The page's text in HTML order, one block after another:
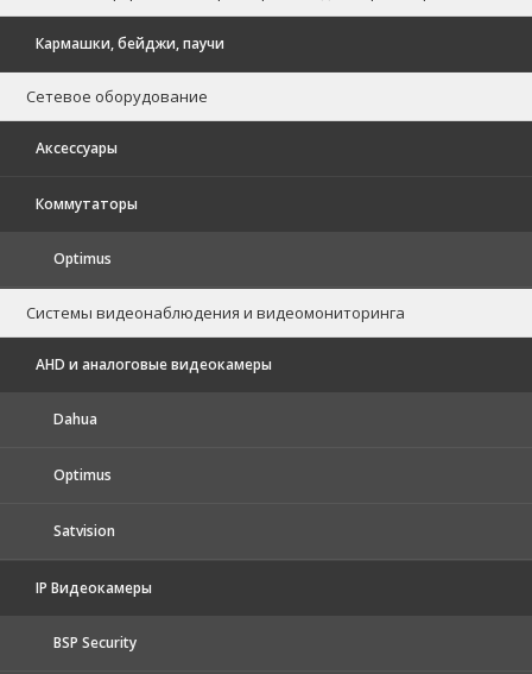
Кармашки, бейджи, паучи
Сетевое оборудование
Аксессуары
Коммутаторы
Optimus
Системы видеонаблюдения и видеомониторинга
AHD и аналоговые видеокамеры
Dahua
Optimus
Satvision
IP Видеокамеры
BSP Security